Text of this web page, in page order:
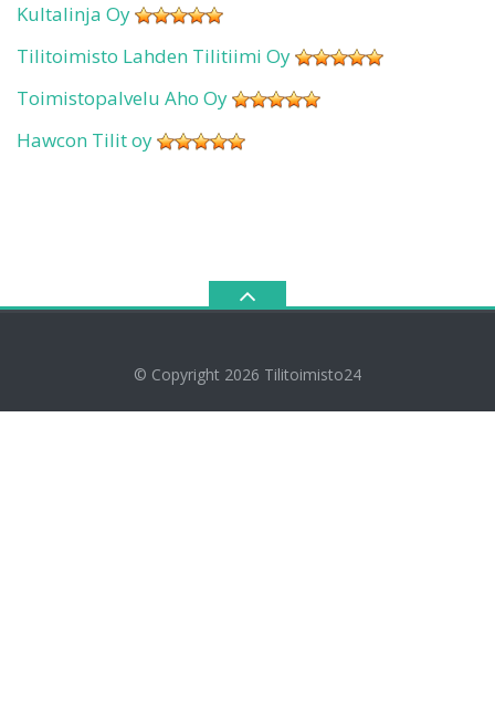
Kultalinja Oy
Tilitoimisto Lahden Tilitiimi Oy
Toimistopalvelu Aho Oy
Hawcon Tilit oy
© Copyright 2026 Tilitoimisto24